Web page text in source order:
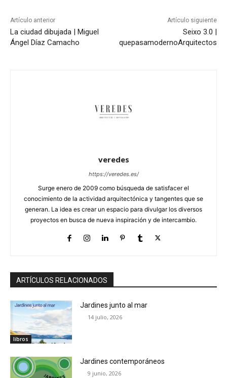
Artículo anterior
La ciudad dibujada | Miguel
Ángel Díaz Camacho
Artículo siguiente
Seixo 3.0 |
quepasamodernoArquitectos
veredes
https://veredes.es/
Surge enero de 2009 como búsqueda de satisfacer el
conocimiento de la actividad arquitectónica y tangentes que se
generan. La idea es crear un espacio para divulgar los diversos
proyectos en busca de nueva inspiración y de intercambio.
ARTÍCULOS RELACIONADOS
libros
Jardines junto al mar
14 julio, 2026
Jardines contemporáneos
9 junio, 2026